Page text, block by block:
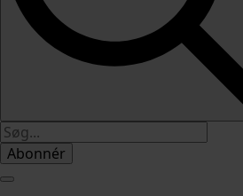
Abonnér